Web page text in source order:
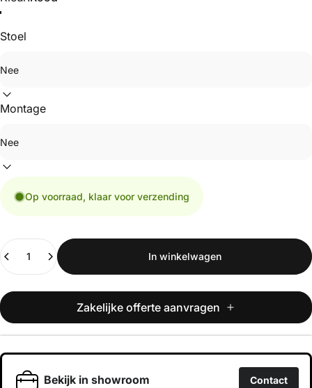
Stoel
Montage
Op voorraad, klaar voor verzending
In winkelwagen
Zakelijke offerte aanvragen
Offerte aanvragen
Vul je gegevens in en we nemen contact met je op.
Bekijk in showroom Contact